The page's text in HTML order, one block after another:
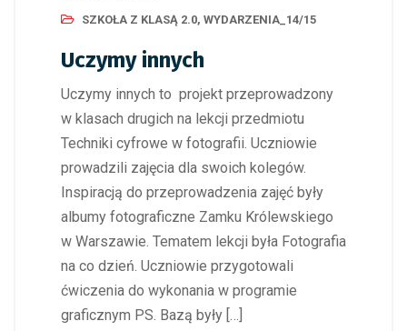
SZKOŁA Z KLASĄ 2.0, WYDARZENIA_14/15
Uczymy innych
Uczymy innych to projekt przeprowadzony
w klasach drugich na lekcji przedmiotu
Techniki cyfrowe w fotografii. Uczniowie
prowadzili zajęcia dla swoich kolegów.
Inspiracją do przeprowadzenia zajęć były
albumy fotograficzne Zamku Królewskiego
w Warszawie. Tematem lekcji była Fotografia
na co dzień. Uczniowie przygotowali
ćwiczenia do wykonania w programie
graficznym PS. Bazą były […]